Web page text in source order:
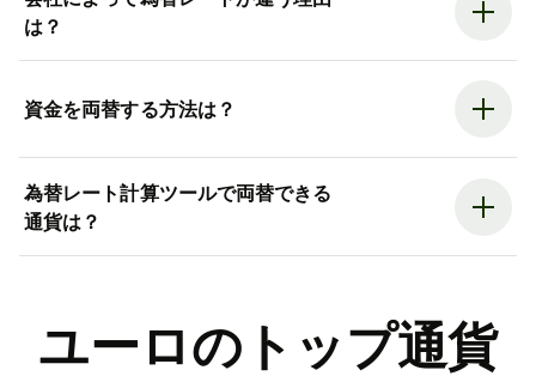
は？
資金を両替する方法は？
為替レート計算ツールで両替できる
通貨は？
ユーロのトップ通貨